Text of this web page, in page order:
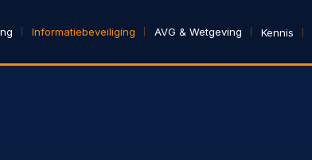
Informatiebeveiliging AVG & Wetgeving Kennis